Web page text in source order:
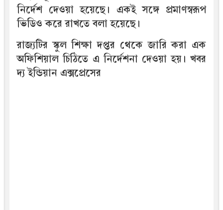
নির্দেশ দেওয়া হয়েছে। একই সঙ্গে প্রমাণস্বরূপ
ভিডিও করে রাখতে বলা হয়েছে।
রাজ্যটির স্কুল শিক্ষা দপ্তর থেকে জারি করা এক
অফিশিয়াল চিঠিতে এ নির্দেশনা দেওয়া হয়। খবর
দ্য ইন্ডিয়ান এক্সপ্রেসের